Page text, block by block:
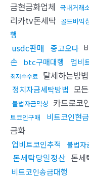
금현금화업체 국내거래
리카tv돈세탁 골드바믹
행
usdc판매 중고오다
손
btc구매대행 업비
최저수수료
탈세하는방법
정치자금세탁방법 모
불법자금믹싱 카드로코
트코인구매
비트코인현
금화
업비트코인추적 불법자
돈세탁당일정산 돈세
비트코인송금대행